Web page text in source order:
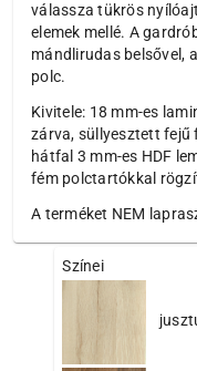
válassza tükrös
elemek mellé. A
mándlirudas belsővel,
polc.
Kivitele: 18 mm-es
zárva, süllyesztett fejű
hátfal 3 mm-es HDF
fém polctartókkal
A terméket NEM
Színei